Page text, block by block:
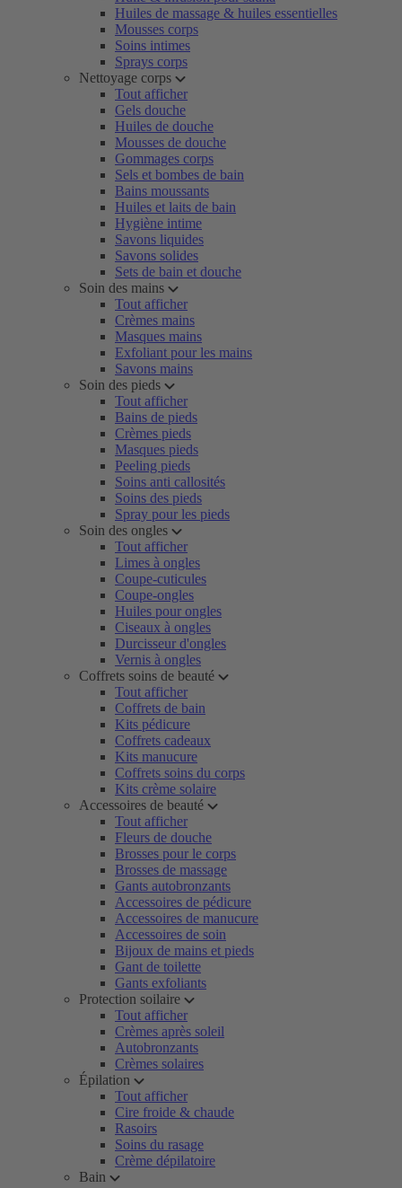
Huiles de massage & huiles essentielles
Mousses corps
Soins intimes
Sprays corps
Nettoyage corps
Tout afficher
Gels douche
Huiles de douche
Mousses de douche
Gommages corps
Sels et bombes de bain
Bains moussants
Huiles et laits de bain
Hygiène intime
Savons liquides
Savons solides
Sets de bain et douche
Soin des mains
Tout afficher
Crèmes mains
Masques mains
Exfoliant pour les mains
Savons mains
Soin des pieds
Tout afficher
Bains de pieds
Crèmes pieds
Masques pieds
Peeling pieds
Soins anti callosités
Soins des pieds
Spray pour les pieds
Soin des ongles
Tout afficher
Limes à ongles
Coupe-cuticules
Coupe-ongles
Huiles pour ongles
Ciseaux à ongles
Durcisseur d'ongles
Vernis à ongles
Coffrets soins de beauté
Tout afficher
Coffrets de bain
Kits pédicure
Coffrets cadeaux
Kits manucure
Coffrets soins du corps
Kits crème solaire
Accessoires de beauté
Tout afficher
Fleurs de douche
Brosses pour le corps
Brosses de massage
Gants autobronzants
Accessoires de pédicure
Accessoires de manucure
Accessoires de soin
Bijoux de mains et pieds
Gant de toilette
Gants exfoliants
Protection soilaire
Tout afficher
Crèmes après soleil
Autobronzants
Crèmes solaires
Épilation
Tout afficher
Cire froide & chaude
Rasoirs
Soins du rasage
Crème dépilatoire
Bain